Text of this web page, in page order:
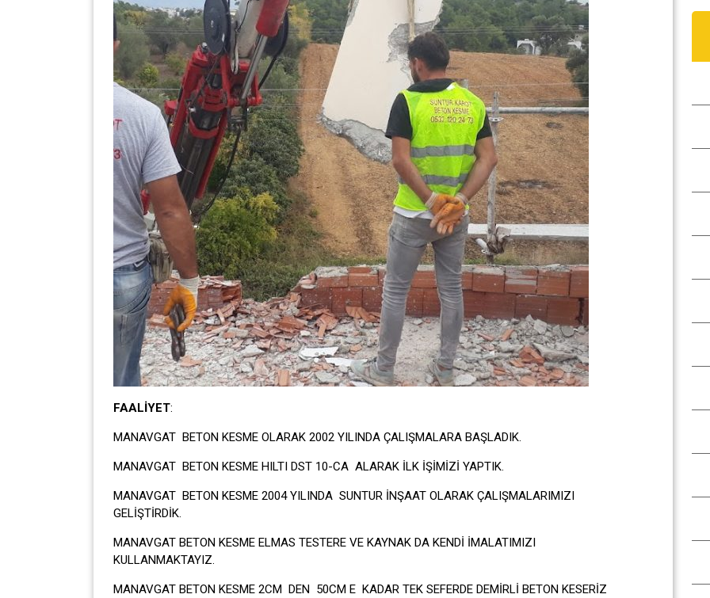
FAALİYET:
MANAVGAT BETON KESME OLARAK 2002 YILINDA ÇALIŞMALARA BAŞLADIK.
MANAVGAT BETON KESME HILTI DST 10-CA ALARAK İLK İŞİMİZİ YAPTIK.
MANAVGAT BETON KESME 2004 YILINDA SUNTUR İNŞAAT OLARAK ÇALIŞMALARIMIZI
GELİŞTİRDİK.
MANAVGAT BETON KESME ELMAS TESTERE VE KAYNAK DA KENDİ İMALATIMIZI
KULLANMAKTAYIZ.
MANAVGAT BETON KESME 2CM DEN 50CM E KADAR TEK SEFERDE DEMİRLİ BETON KESERİZ